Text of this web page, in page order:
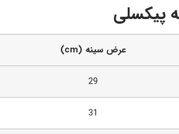
پیکسلی
عرض سینه (cm)
29
31